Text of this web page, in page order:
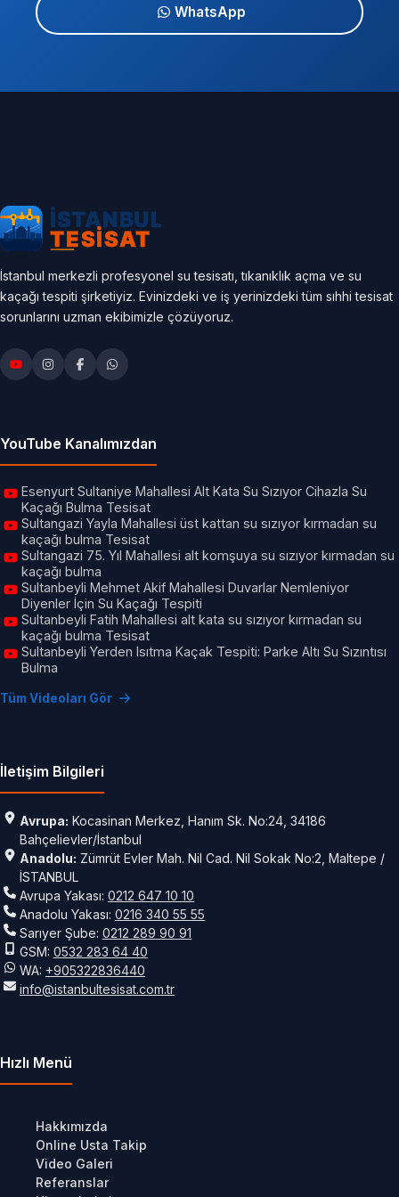
WhatsApp
İstanbul merkezli profesyonel su tesisatı, tıkanıklık açma ve su
kaçağı tespiti şirketiyiz. Evinizdeki ve iş yerinizdeki tüm sıhhi tesisat
sorunlarını uzman ekibimizle çözüyoruz.
YouTube Kanalımızdan
Esenyurt Sultaniye Mahallesi Alt Kata Su Sızıyor Cihazla Su
Kaçağı Bulma Tesisat
Sultangazi Yayla Mahallesi üst kattan su sızıyor kırmadan su
kaçağı bulma Tesisat
Sultangazi 75. Yıl Mahallesi alt komşuya su sızıyor kırmadan su
kaçağı bulma
Sultanbeyli Mehmet Akif Mahallesi Duvarlar Nemleniyor
Diyenler İçin Su Kaçağı Tespiti
Sultanbeyli Fatih Mahallesi alt kata su sızıyor kırmadan su
kaçağı bulma Tesisat
Sultanbeyli Yerden Isıtma Kaçak Tespiti: Parke Altı Su Sızıntısı
Bulma
Tüm Videoları Gör
İletişim Bilgileri
Avrupa: Kocasinan Merkez, Hanım Sk. No:24, 34186
Bahçelievler/İstanbul
Anadolu: Zümrüt Evler Mah. Nil Cad. Nil Sokak No:2, Maltepe /
İSTANBUL
Avrupa Yakası: 0212 647 10 10
Anadolu Yakası: 0216 340 55 55
Sarıyer Şube: 0212 289 90 91
GSM: 0532 283 64 40
WA: +905322836440
info@istanbultesisat.com.tr
Hızlı Menü
Hakkımızda
Online Usta Takip
Video Galeri
Referanslar